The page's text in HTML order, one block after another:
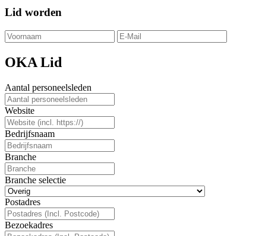
Lid worden
OKA Lid
Aantal personeelsleden
Website
Bedrijfsnaam
Branche
Branche selectie
Postadres
Bezoekadres